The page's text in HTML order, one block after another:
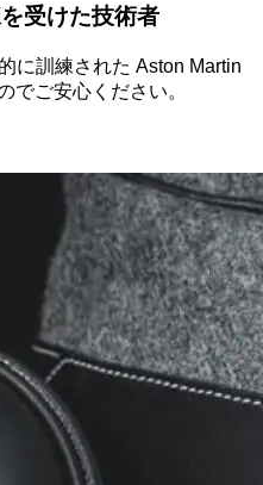
受けた技術者
に訓練された Aston Martin
でご安心ください。